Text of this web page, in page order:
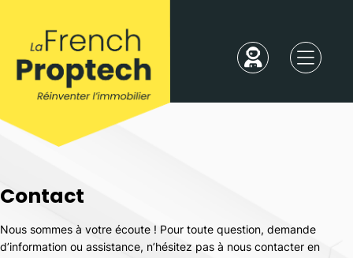
Contact
Nous sommes à votre écoute ! Pour toute question, demande
d’information ou assistance, n’hésitez pas à nous contacter en